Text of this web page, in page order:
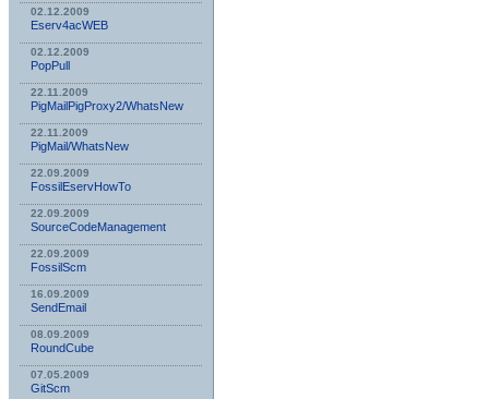
02.12.2009
Eserv4acWEB
02.12.2009
PopPull
22.11.2009
PigMailPigProxy2/WhatsNew
22.11.2009
PigMail/WhatsNew
22.09.2009
FossilEservHowTo
22.09.2009
SourceCodeManagement
22.09.2009
FossilScm
16.09.2009
SendEmail
08.09.2009
RoundCube
07.05.2009
GitScm